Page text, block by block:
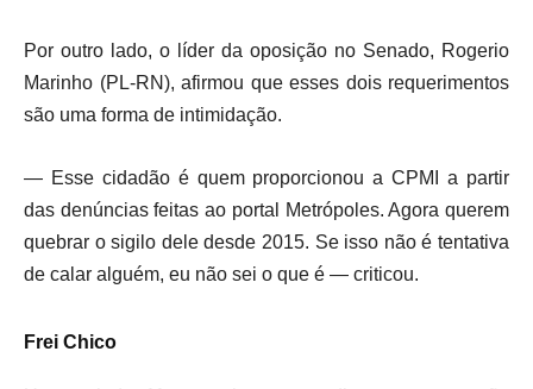
Por outro lado, o líder da oposição no Senado, Rogerio
Marinho (PL-RN), afirmou que esses dois requerimentos
são uma forma de intimidação.
— Esse cidadão é quem proporcionou a CPMI a partir
das denúncias feitas ao portal Metrópoles. Agora querem
quebrar o sigilo dele desde 2015. Se isso não é tentativa
de calar alguém, eu não sei o que é — criticou.
Frei Chico